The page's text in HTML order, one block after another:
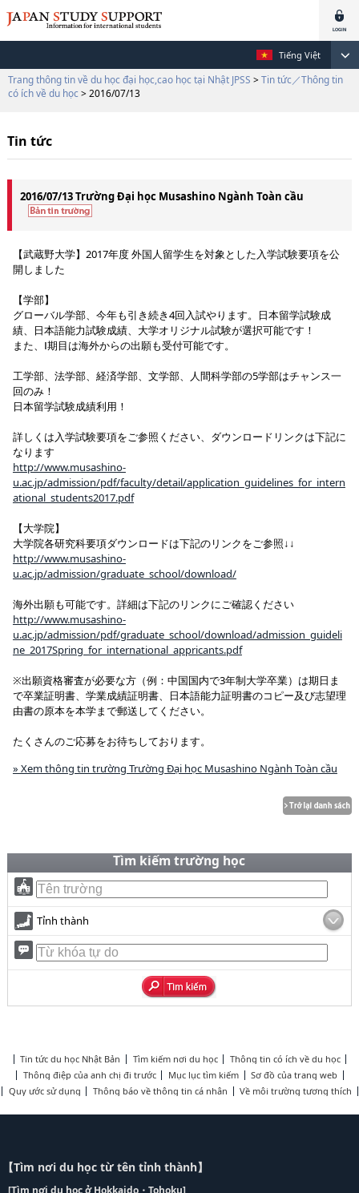
Tiếng Việt
Trang thông tin về du học đại học,cao học tại Nhật JPSS > Tin tức／Thông tin
có ích về du học > 2016/07/13
Tin tức
2016/07/13 Trường Đại học Musashino Ngành Toàn cầu
【武蔵野大学】2017年度 外国人留学生を対象とした入学試験要項を公
開しました
【学部】
グローバル学部、今年も引き続き4回入試やります。日本留学試験成
績、日本語能力試験成績、大学オリジナル試験が選択可能です！
また、Ⅰ期目は海外からの出願も受付可能です。
工学部、法学部、経済学部、文学部、人間科学部の5学部はチャンス一
回のみ！
日本留学試験成績利用！
詳しくは入学試験要項をご参照ください、ダウンロードリンクは下記に
なります
http://www.musashino-
u.ac.jp/admission/pdf/faculty/detail/application_guidelines_for_intern
ational_students2017.pdf
【大学院】
大学院各研究科要項ダウンロードは下記のリンクをご参照↓↓
http://www.musashino-
u.ac.jp/admission/graduate_school/download/
海外出願も可能です。詳細は下記のリンクにご確認ください
http://www.musashino-
u.ac.jp/admission/pdf/graduate_school/download/admission_guideli
ne_2017Spring_for_international_appricants.pdf
※出願資格審査が必要な方（例：中国国内で3年制大学卒業）は期日ま
で卒業証明書、学業成績証明書、日本語能力証明書のコピー及び志望理
由書の原本を本学まで郵送してください。
たくさんのご応募をお待ちしております。
» Xem thông tin trường Trường Đại học Musashino Ngành Toàn cầu
Tìm kiếm trường học
Tỉnh thành
Tin tức du học Nhật Bản Tìm kiếm nơi du học
Thông tin có ích về du học
Thông điệp của anh chị đi trước
Mục lục tìm kiếm
Sơ đồ của trang web
Quy ước sử dụng
Thông báo về thông tin cá nhân Về môi trường tương thích
【Tìm nơi du học từ tên tỉnh thành】
[Tìm nơi du học ở Hokkaido・Tohoku]